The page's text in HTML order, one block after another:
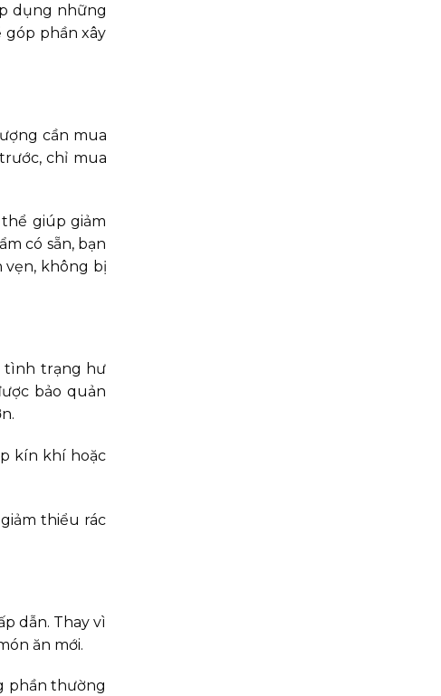
dụng những
phần xây
cần mua
chỉ mua
giúp giảm
có sẵn, bạn
vẹn, không bị
tình trạng hư
bảo quản
kín khí hoặc
thiểu rác
dẫn. Thay vì
ăn mới.
phần thường